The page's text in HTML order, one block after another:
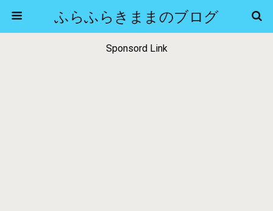
ふらふらきままのブログ
Sponsord Link